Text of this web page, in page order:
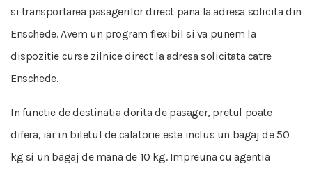
si transportarea pasagerilor direct pana la adresa solicita din
Enschede. Avem un program flexibil si va punem la
dispozitie curse zilnice direct la adresa solicitata catre
Enschede.
In functie de destinatia dorita de pasager, pretul poate
difera, iar in biletul de calatorie este inclus un bagaj de 50
kg si un bagaj de mana de 10 kg. Impreuna cu agentia